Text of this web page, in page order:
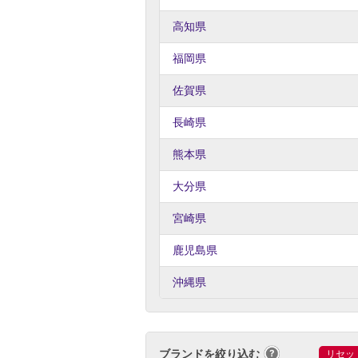
高知県
福岡県
佐賀県
長崎県
熊本県
大分県
宮崎県
鹿児島県
沖縄県
ブランドを絞り込む リセッ